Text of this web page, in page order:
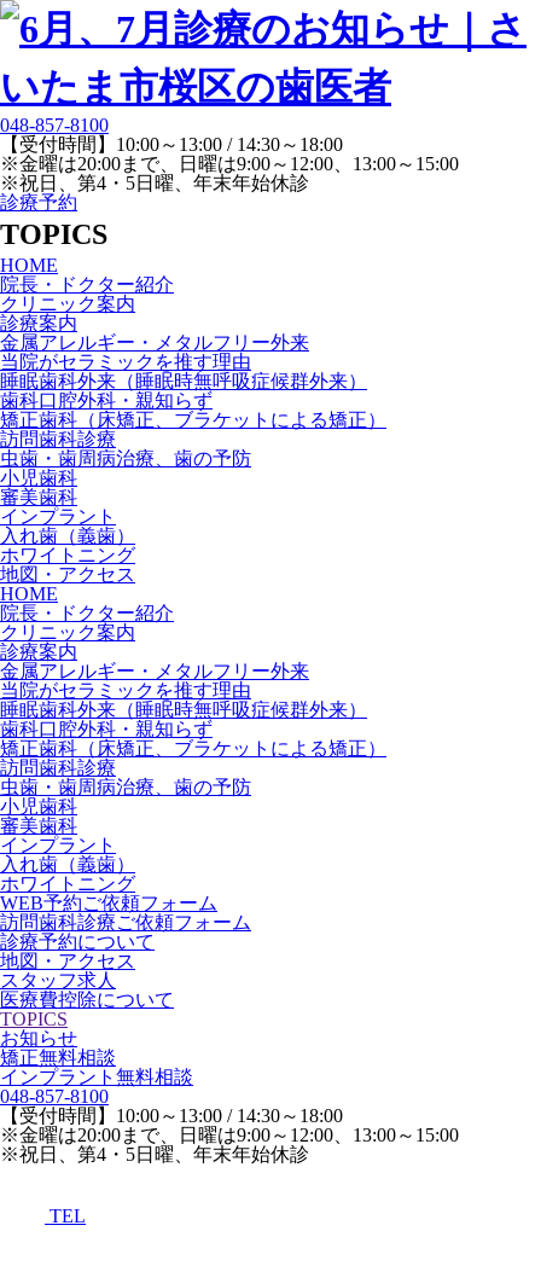
048-857-8100
【受付時間】10:00～13:00 / 14:30～18:00
※金曜は20:00まで、日曜は9:00～12:00、13:00～15:00
※祝日、第4・5日曜、年末年始休診
診療予約
TOPICS
HOME
院長・ドクター紹介
クリニック案内
診療案内
金属アレルギー・メタルフリー外来
当院がセラミックを推す理由
睡眠歯科外来（睡眠時無呼吸症候群外来）
歯科口腔外科・親知らず
矯正歯科（床矯正、ブラケットによる矯正）
訪問歯科診療
虫歯・歯周病治療、歯の予防
小児歯科
審美歯科
インプラント
入れ歯（義歯）
ホワイトニング
地図・アクセス
HOME
院長・ドクター紹介
クリニック案内
診療案内
金属アレルギー・メタルフリー外来
当院がセラミックを推す理由
睡眠歯科外来（睡眠時無呼吸症候群外来）
歯科口腔外科・親知らず
矯正歯科（床矯正、ブラケットによる矯正）
訪問歯科診療
虫歯・歯周病治療、歯の予防
小児歯科
審美歯科
インプラント
入れ歯（義歯）
ホワイトニング
WEB予約ご依頼フォーム
訪問歯科診療ご依頼フォーム
診療予約について
地図・アクセス
スタッフ求人
医療費控除について
TOPICS
お知らせ
矯正無料相談
インプラント無料相談
048-857-8100
【受付時間】10:00～13:00 / 14:30～18:00
※金曜は20:00まで、日曜は9:00～12:00、13:00～15:00
※祝日、第4・5日曜、年末年始休診
TEL